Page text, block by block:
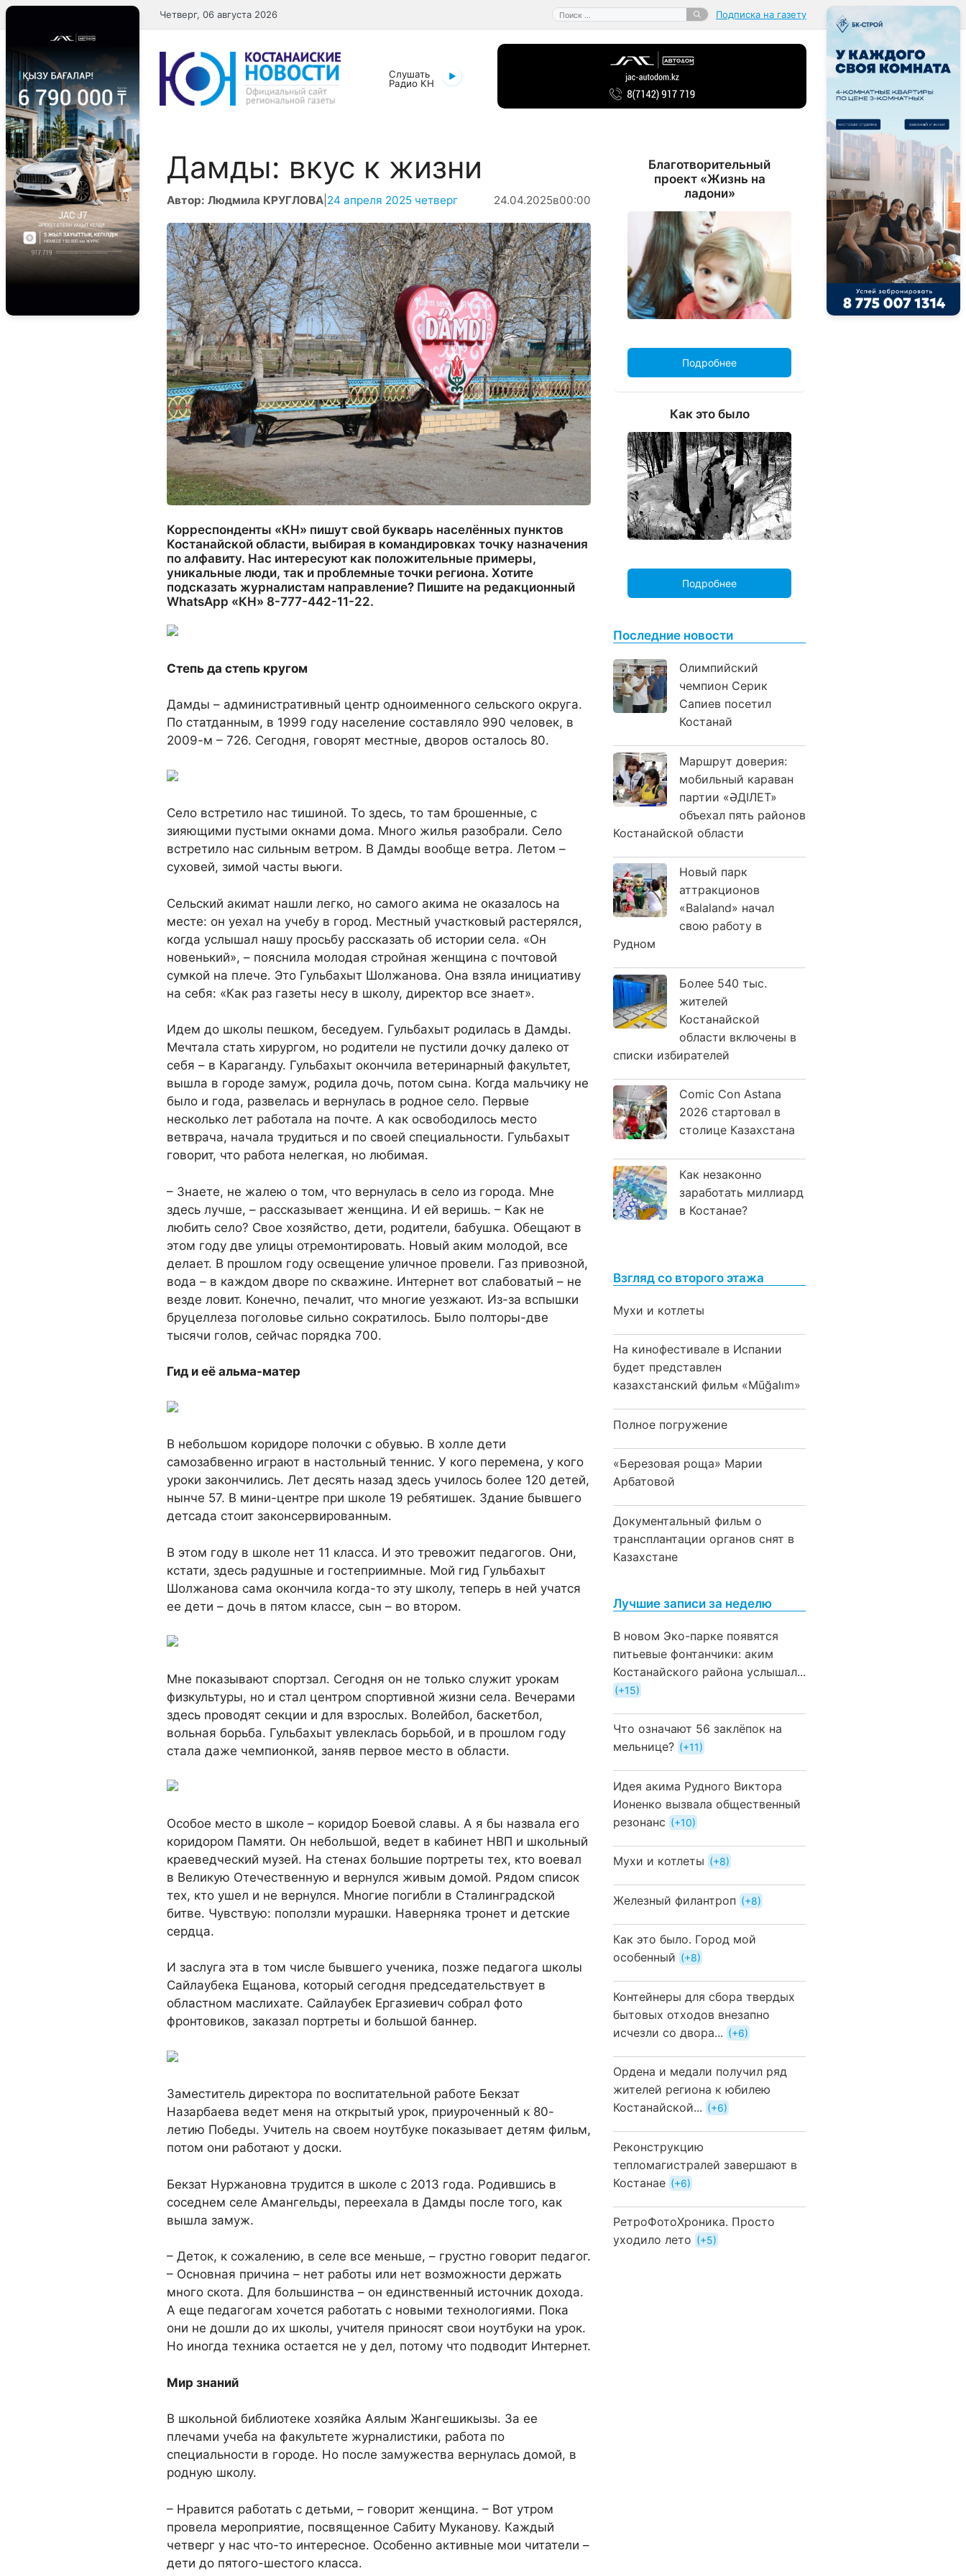
Перейти
к
содержимому
Поиск:
Четверг, 06 августа 2026 Подписка на газету
Слушать
Радио КН
Дамды: вкус к жизни
Автор: Людмила КРУГЛОВА 24 апреля 2025 четверг 24.04.2025в00:00
Корреспонденты «КН» пишут свой букварь населённых пунктов
Костанайской области, выбирая в командировках точку назначения
по алфавиту. Нас интересуют как положительные примеры,
уникальные люди, так и проблемные точки региона. Хотите
подсказать журналистам направление? Пишите на редакционный
WhatsApp «КН» 8-777-442-11-22.
Степь да степь кругом
Дамды – административный центр одноименного сельского округа.
По статданным, в 1999 году население составляло 990 человек, в
2009-м – 726. Сегодня, говорят местные, дворов осталось 80.
Село встретило нас тишиной. То здесь, то там брошенные, с
зияющими пустыми окнами дома. Много жилья разобрали. Село
встретило нас сильным ветром. В Дамды вообще ветра. Летом –
суховей, зимой часты вьюги.
Сельский акимат нашли легко, но самого акима не оказалось на
месте: он уехал на учебу в город. Местный участковый растерялся,
когда услышал нашу просьбу рассказать об истории села. «Он
новенький», – пояснила молодая стройная женщина с почтовой
сумкой на плече. Это Гульбахыт Шолжанова. Она взяла инициативу
на себя: «Как раз газеты несу в школу, директор все знает».
Идем до школы пешком, беседуем. Гульбахыт родилась в Дамды.
Мечтала стать хирургом, но родители не пустили дочку далеко от
себя – в Караганду. Гульбахыт окончила ветеринарный факультет,
вышла в городе замуж, родила дочь, потом сына. Когда мальчику не
было и года, развелась и вернулась в родное село. Первые
несколько лет работала на почте. А как освободилось место
ветврача, начала трудиться и по своей специальности. Гульбахыт
говорит, что работа нелегкая, но любимая.
– Знаете, не жалею о том, что вернулась в село из города. Мне
здесь лучше, – рассказывает женщина. И ей веришь. – Как не
любить село? Свое хозяйство, дети, родители, бабушка. Обещают в
этом году две улицы отремонтировать. Новый аким молодой, все
делает. В прошлом году освещение уличное провели. Газ привозной,
вода – в каждом дворе по скважине. Интернет вот слабоватый – не
везде ловит. Конечно, печалит, что многие уезжают. Из-за вспышки
бруцеллеза поголовье сильно сократилось. Было полторы-две
тысячи голов, сейчас порядка 700.
Гид и её альма-матер
В небольшом коридоре полочки с обувью. В холле дети
самозабвенно играют в настольный теннис. У кого перемена, у кого
уроки закончились. Лет десять назад здесь училось более 120 детей,
нынче 57. В мини-центре при школе 19 ребятишек. Здание бывшего
детсада стоит законсервированным.
В этом году в школе нет 11 класса. И это тревожит педагогов. Они,
кстати, здесь радушные и гостеприимные. Мой гид Гульбахыт
Шолжанова сама окончила когда-то эту школу, теперь в ней учатся
ее дети – дочь в пятом классе, сын – во втором.
Мне показывают спортзал. Сегодня он не только служит урокам
физкультуры, но и стал центром спортивной жизни села. Вечерами
здесь проводят секции и для взрослых. Волейбол, баскетбол,
вольная борьба. Гульбахыт увлеклась борьбой, и в прошлом году
стала даже чемпионкой, заняв первое место в области.
Особое место в школе – коридор Боевой славы. А я бы назвала его
коридором Памяти. Он небольшой, ведет в кабинет НВП и школьный
краеведческий музей. На стенах большие портреты тех, кто воевал
в Великую Отечественную и вернулся живым домой. Рядом список
тех, кто ушел и не вернулся. Многие погибли в Сталинградской
битве. Чувствую: поползли мурашки. Наверняка тронет и детские
сердца.
И заслуга эта в том числе бывшего ученика, позже педагога школы
Сайлаубека Ещанова, который сегодня председательствует в
областном маслихате. Сайлаубек Ергазиевич собрал фото
фронтовиков, заказал портреты и большой баннер.
Заместитель директора по воспитательной работе Бекзат
Назарбаева ведет меня на открытый урок, приуроченный к 80-
летию Победы. Учитель на своем ноутбуке показывает детям фильм,
потом они работают у доски.
Бекзат Нуржановна трудится в школе с 2013 года. Родившись в
соседнем селе Амангельды, переехала в Дамды после того, как
вышла замуж.
– Деток, к сожалению, в селе все меньше, – грустно говорит педагог.
– Основная причина – нет работы или нет возможности держать
много скота. Для большинства – он единственный источник дохода.
А еще педагогам хочется работать с новыми технологиями. Пока
они не дошли до их школы, учителя приносят свои ноутбуки на урок.
Но иногда техника остается не у дел, потому что подводит Интернет.
Мир знаний
В школьной библиотеке хозяйка Аялым Жангешикызы. За ее
плечами учеба на факультете журналистики, работа по
специальности в городе. Но после замужества вернулась домой, в
родную школу.
– Нравится работать с детьми, – говорит женщина. – Вот утром
провела мероприятие, посвященное Сабиту Муканову. Каждый
четверг у нас что-то интересное. Особенно активные мои читатели –
дети до пятого-шестого класса.
Благотворительный
проект «Жизнь на
ладони»
Подробнее
Как это было
Подробнее
Последние новости
Олимпийский
чемпион Серик
Сапиев посетил
Костанай
Маршрут доверия:
мобильный караван
партии «ӘДІЛЕТ»
объехал пять районов
Костанайской области
Новый парк
аттракционов
«Balaland» начал
свою работу в
Рудном
Более 540 тыс.
жителей
Костанайской
области включены в
списки избирателей
Comic Con Astana
2026 стартовал в
столице Казахстана
Как незаконно
заработать миллиард
в Костанае?
Взгляд со второго этажа
Мухи и котлеты
На кинофестивале в Испании
будет представлен
казахстанский фильм «Mūğalım»
Полное погружение
«Березовая роща» Марии
Арбатовой
Документальный фильм о
трансплантации органов снят в
Казахстане
Лучшие записи за неделю
В новом Эко-парке появятся
питьевые фонтанчики: аким
Костанайского района услышал...
+15
Что означают 56 заклёпок на
мельнице?
+11
Идея акима Рудного Виктора
Ионенко вызвала общественный
резонанс
+10
Мухи и котлеты +8
Железный филантроп +8
Как это было. Город мой
особенный
+8
Контейнеры для сбора твердых
бытовых отходов внезапно
исчезли со двора...
+6
Ордена и медали получил ряд
жителей региона к юбилею
Костанайской...
+6
Реконструкцию
тепломагистралей завершают в
Костанае
+6
РетроФотоХроника. Просто
уходило лето
+5